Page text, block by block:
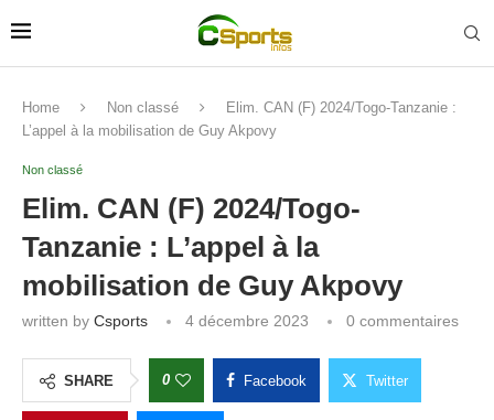
Home Non classé
Elim. CAN (F) 2024/Togo-Tanzanie :
L’appel à la mobilisation de Guy Akpovy
Non classé
Elim. CAN (F) 2024/Togo-
Tanzanie : L’appel à la
mobilisation de Guy Akpovy
written by Csports 4 décembre 2023 0 commentaires
SHARE 0 Facebook Twitter